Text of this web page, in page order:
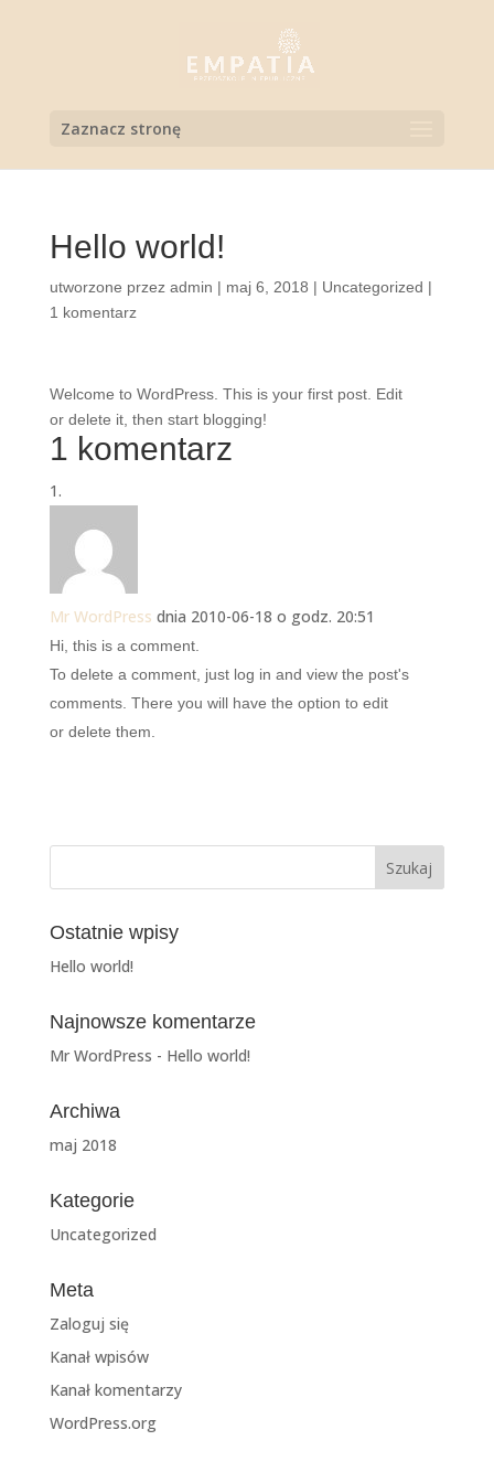
Zaznacz stronę
Hello world!
utworzone przez admin | maj 6, 2018 | Uncategorized |
1 komentarz
Welcome to WordPress. This is your first post. Edit
or delete it, then start blogging!
1 komentarz
Mr WordPress dnia 2010-06-18 o godz. 20:51
Hi, this is a comment.
To delete a comment, just log in and view the post's
comments. There you will have the option to edit
or delete them.
Ostatnie wpisy
Hello world!
Najnowsze komentarze
Mr WordPress - Hello world!
Archiwa
maj 2018
Kategorie
Uncategorized
Meta
Zaloguj się
Kanał wpisów
Kanał komentarzy
WordPress.org